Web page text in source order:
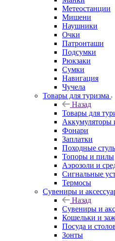
Метеостанции
Мишени
Наушники
Очки
Патронташи
Подсумки
Рюкзаки
Сумки
Навигация
Чучела
Товары для туризма
Назад
Товары для
Аккумуляторы
Фонари
Заплатки
Походные
Топоры и пилы
Аэрозоли и
Сигнальные
Термосы
Сувениры и
Назад
Сувениры и
Кошельки и
Посуда и
Зонты